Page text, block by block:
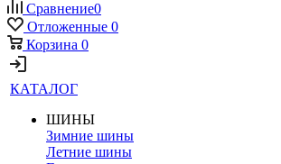
Сравнение0
Отложенные 0
Корзина 0
КАТАЛОГ
ШИНЫ
Зимние шины
Летние шины